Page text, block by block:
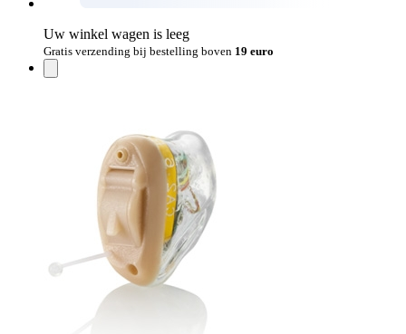
Uw winkel wagen is leeg
Gratis verzending bij bestelling boven 19 euro